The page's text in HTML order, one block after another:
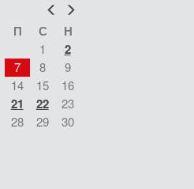
Попер
П С Н
1 2
7 8
9
14 15
16
21 22
23
28 29
30